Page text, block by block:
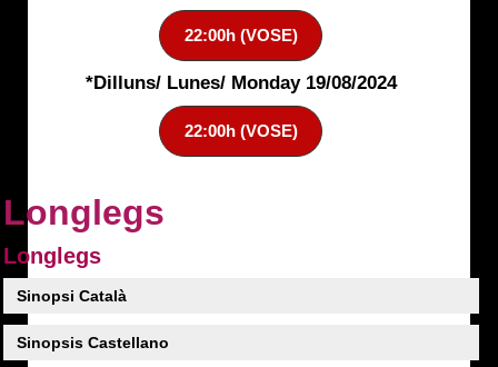
22:00h (VOSE)
*Dilluns/ Lunes/ Monday 19/08/2024
22:00h (VOSE)
Longlegs
Longlegs
Sinopsi Català
Sinopsis Castellano